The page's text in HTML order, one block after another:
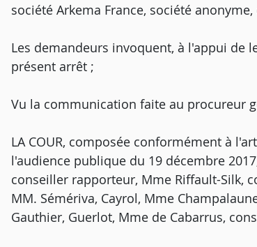
société Arkema France, société
Les demandeurs invoquent, à l'appui de
présent arrêt ;
Vu la communication faite au procureur
LA COUR, composée conformément à
l'audience publique du 19 décembre
conseiller rapporteur, Mme Riffault-Silk,
MM. Sémériva, Cayrol, Mme
Gauthier, Guerlot, Mme de Cabarrus,